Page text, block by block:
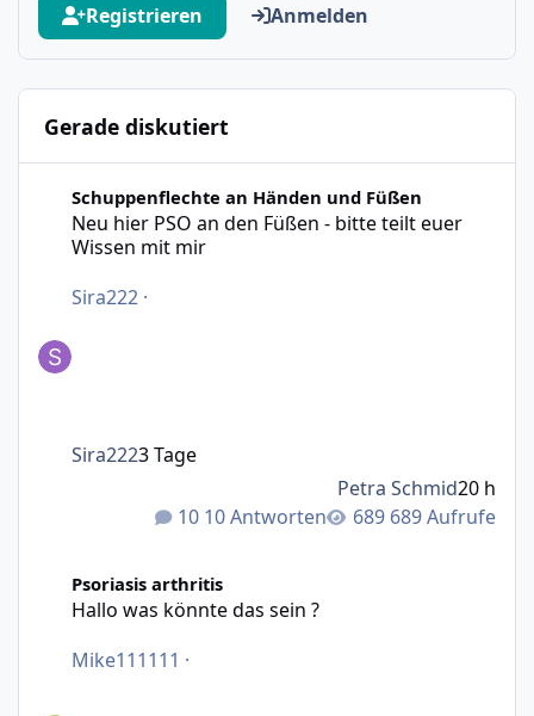
Registrieren Anmelden
Gerade diskutiert
Schuppenflechte an Händen und Füßen
Neu hier PSO an den Füßen - bitte teilt euer
Wissen mit mir
Sira222 ·
10 Antworten 689 Aufrufe
Sira2223 Tage
Petra Schmid20 h
Psoriasis arthritis
Hallo was könnte das sein ?
Mike111111 ·